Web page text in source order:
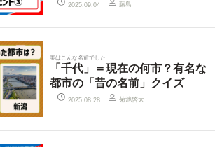
2025.09.04 藤島
実はこんな名前でした
「千代」＝現在の何市？有名な
都市の「昔の名前」クイズ
2025.08.28 菊池啓太